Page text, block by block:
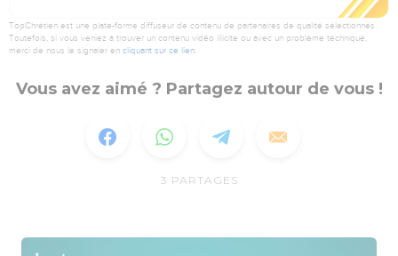
TopChrétien est une plate-forme diffuseur de contenu de partenaires de qualité sélectionnés.
Toutefois, si vous veniez à trouver un contenu vidéo illicite ou avec un problème technique,
merci de nous le signaler en cliquant sur ce lien.
Vous avez aimé ? Partagez autour de vous !
3 PARTAGES